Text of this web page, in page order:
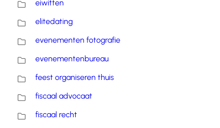
eiwitten
elitedating
evenementen fotografie
evenementenbureau
feest organiseren thuis
fiscaal advocaat
fiscaal recht